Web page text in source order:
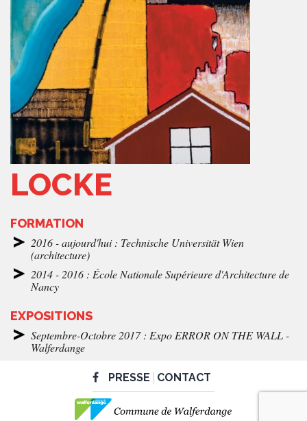
LOCKE
FORMATION
2016 - aujourd'hui : Technische Universität Wien
(architecture)
2014 - 2016 : École Nationale Supérieure d'Architecture de
Nancy
EXPOSITIONS
Septembre-Octobre 2017 : Expo ERROR ON THE WALL -
Walferdange
PRESSE CONTACT